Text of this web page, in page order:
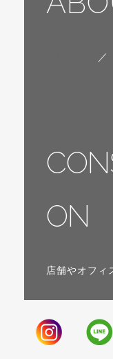
／
ON
店舗やオフィ